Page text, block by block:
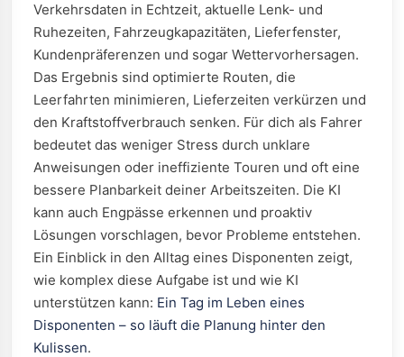
Verkehrsdaten in Echtzeit, aktuelle Lenk- und
Ruhezeiten, Fahrzeugkapazitäten, Lieferfenster,
Kundenpräferenzen und sogar Wettervorhersagen.
Das Ergebnis sind optimierte Routen, die
Leerfahrten minimieren, Lieferzeiten verkürzen und
den Kraftstoffverbrauch senken. Für dich als Fahrer
bedeutet das weniger Stress durch unklare
Anweisungen oder ineffiziente Touren und oft eine
bessere Planbarkeit deiner Arbeitszeiten. Die KI
kann auch Engpässe erkennen und proaktiv
Lösungen vorschlagen, bevor Probleme entstehen.
Ein Einblick in den Alltag eines Disponenten zeigt,
wie komplex diese Aufgabe ist und wie KI
unterstützen kann: Ein Tag im Leben eines
Disponenten – so läuft die Planung hinter den
Kulissen.